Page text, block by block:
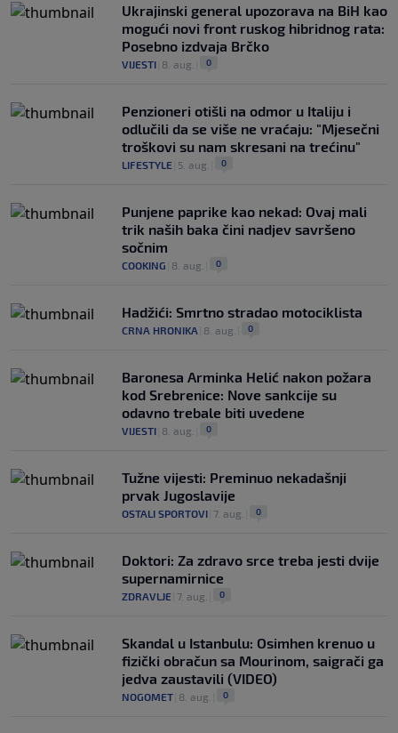
Ukrajinski general upozorava na BiH kao
mogući novi front ruskog hibridnog rata:
Posebno izdvaja Brčko
VIJESTI 8. aug. 0
Penzioneri otišli na odmor u Italiju i
odlučili da se više ne vraćaju: "Mjesečni
troškovi su nam skresani na trećinu"
LIFESTYLE 5. aug. 0
Punjene paprike kao nekad: Ovaj mali
trik naših baka čini nadjev savršeno
sočnim
COOKING 8. aug. 0
Hadžići: Smrtno stradao motociklista
CRNA HRONIKA 8. aug. 0
Baronesa Arminka Helić nakon požara
kod Srebrenice: Nove sankcije su
odavno trebale biti uvedene
VIJESTI 8. aug. 0
Tužne vijesti: Preminuo nekadašnji
prvak Jugoslavije
OSTALI SPORTOVI 7. aug. 0
Doktori: Za zdravo srce treba jesti dvije
supernamirnice
ZDRAVLJE 7. aug. 0
Skandal u Istanbulu: Osimhen krenuo u
fizički obračun sa Mourinom, saigrači ga
jedva zaustavili (VIDEO)
NOGOMET 8. aug. 0